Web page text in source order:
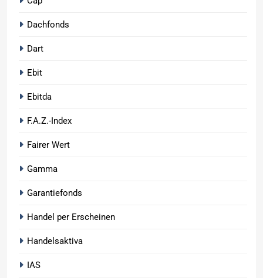
Dachfonds
Dart
Ebit
Ebitda
F.A.Z.-Index
Fairer Wert
Gamma
Garantiefonds
Handel per Erscheinen
Handelsaktiva
IAS